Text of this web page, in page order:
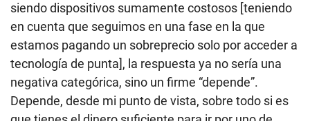
siendo dispositivos sumamente costosos [teniendo
en cuenta que seguimos en una fase en la que
estamos pagando un sobreprecio solo por acceder a
tecnología de punta], la respuesta ya no sería una
negativa categórica, sino un firme “depende”.
Depende, desde mi punto de vista, sobre todo si es